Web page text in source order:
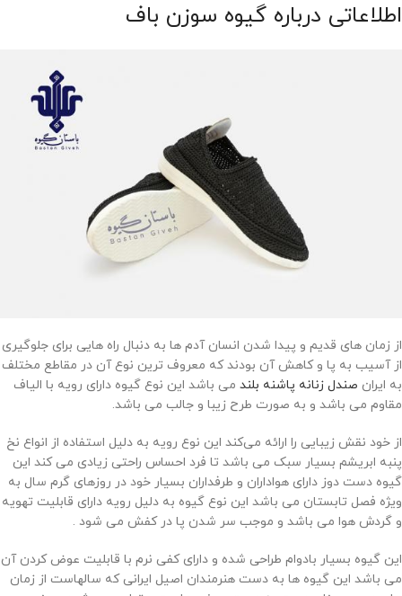
اطلاعاتی درباره گیوه سوزن باف
از زمان های قدیم و پیدا شدن انسان آدم ها به دنبال راه هایی برای جلوگیری
از آسیب به پا و کاهش آن بودند که معروف ترین نوع آن در مقاطع مختلف
به ایران صندل زنانه پاشنه بلند می باشد این نوع گیوه دارای رویه با الیاف
مقاوم می باشد و به صورت طرح زیبا و جالب می باشد.
از خود نقش زیبایی را ارائه می‌کند این نوع رویه به دلیل استفاده از انواع نخ
پنبه ابریشم بسیار سبک می باشد تا فرد احساس راحتی زیادی می کند این
گیوه دست دوز دارای هواداران و طرفداران بسیار خود در روزهای گرم سال به
ویژه فصل تابستان می باشد این نوع گیوه به دلیل رویه دارای قابلیت تهویه
و گردش هوا می باشد و موجب سر شدن پا در کفش می شود .
این گیوه بسیار بادوام طراحی شده و دارای کفی نرم با قابلیت عوض کردن آن
می باشد این گیوه ها به دست هنرمندان اصیل ایرانی که سالهاست از زمان